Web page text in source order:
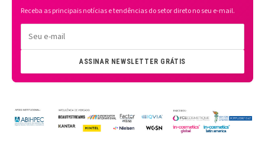
Receba as principais notícias e tendências do setor direto no seu e-mail.
ASSINAR NEWSLETTER GRÁTIS